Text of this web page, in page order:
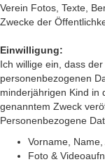
Verein Fotos, Texte,
Zwecke der
Einwilligung:
Ich willige ein, dass
personenbezogenen
minderjährigen Kind in
genanntem Zweck
Personenbezogene
Vorname,
Foto &